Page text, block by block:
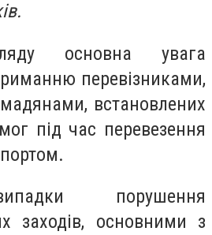
основна увага
перевізниками,
встановлених
під час перевезення
порушення
заходів, основними з